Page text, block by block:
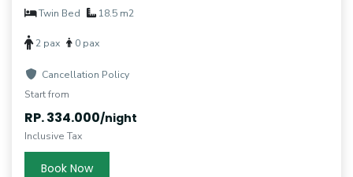
Twin Bed 18.5 m2
2 pax 0 pax
Cancellation Policy
Start from
RP. 334.000/night
Inclusive Tax
Book Now